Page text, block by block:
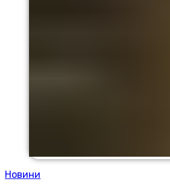
Новини